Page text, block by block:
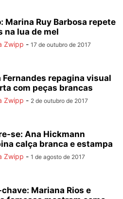
Marina Ruy Barbosa repete
na lua de mel
Zwipp - 17 de outubro de 2017
Fernandes repagina visual
com peças brancas
Zwipp - 2 de outubro de 2017
se: Ana Hickmann
calça branca e estampa
Zwipp - 1 de agosto de 2017
Mariana Rios e